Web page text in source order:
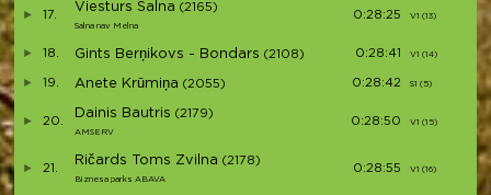
17.
Viesturs Salna (2165)
Salna nav Melna
0:28:25 V1 (13)
18. Gints Berņikovs - Bondars (2108) 0:28:41 V1 (14)
19. Anete Krūmiņa (2055) 0:28:42 S1 (5)
20.
Dainis Bautris (2179)
AMSERV
0:28:50 V1 (15)
21.
Ričards Toms Zvilna (2178)
Biznesa parks ABAVA
0:28:55 V1 (16)